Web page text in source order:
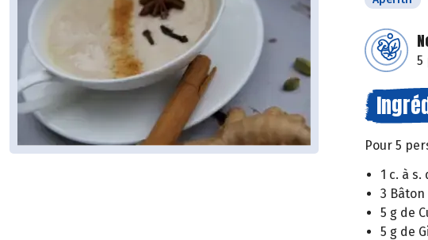
5
Pour 5
1 c. à s.
3
5 g de
5 g de